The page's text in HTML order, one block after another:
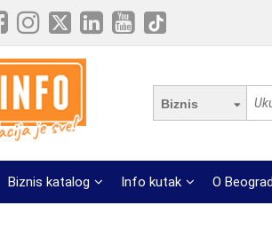
Biznis
Biznis katalog Info kutak O